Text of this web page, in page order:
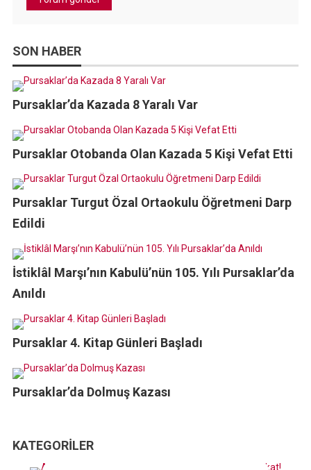
SON HABER
Pursaklar’da Kazada 8 Yaralı Var
Pursaklar Otobanda Olan Kazada 5 Kişi Vefat Etti
Pursaklar Turgut Özal Ortaokulu Öğretmeni Darp
Edildi
İstiklâl Marşı’nın Kabulü’nün 105. Yılı Pursaklar’da
Anıldı
Pursaklar 4. Kitap Günleri Başladı
Pursaklar’da Dolmuş Kazası
KATEGORILER